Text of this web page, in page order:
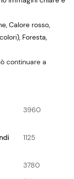
Calore rosso,
Foresta,
continuare a
3960
1125
3780